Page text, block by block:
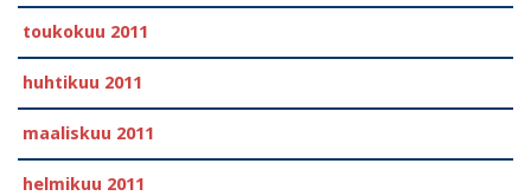
toukokuu 2011
huhtikuu 2011
maaliskuu 2011
helmikuu 2011